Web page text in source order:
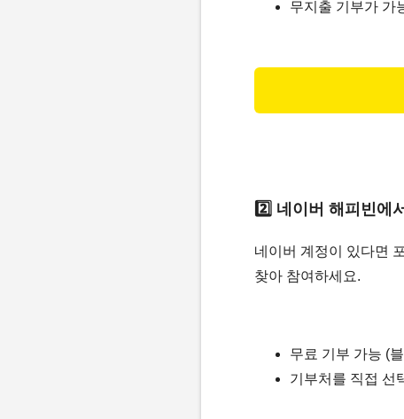
무지출 기부가 가
2️⃣ 네이버 해피빈에
네이버 계정이 있다면
찾아 참여하세요.
무료 기부 가능 (
기부처를 직접 선